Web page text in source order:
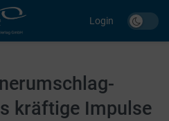
Login
kräftige Impulse